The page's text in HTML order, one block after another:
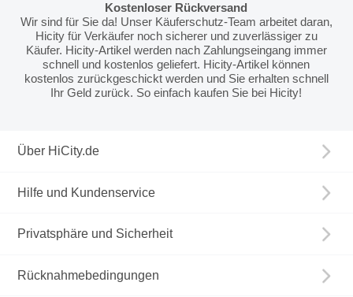
Kostenloser Rückversand
Wir sind für Sie da! Unser Käuferschutz-Team arbeitet daran,
Hicity für Verkäufer noch sicherer und zuverlässiger zu
Käufer. Hicity-Artikel werden nach Zahlungseingang immer
schnell und kostenlos geliefert. Hicity-Artikel können
kostenlos zurückgeschickt werden und Sie erhalten schnell
Ihr Geld zurück. So einfach kaufen Sie bei Hicity!
Über HiCity.de
Hilfe und Kundenservice
Privatsphäre und Sicherheit
Rücknahmebedingungen